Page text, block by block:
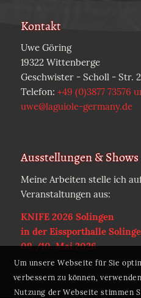
Kontakt
Uwe Göring
19322 Wittenberge
Geschwister - Scholl - Str.
Telefon: +49 (0)3877 73576
uwe@laguiole-germany.de
Ausstellungen & Shows
Meine Arbeiten stelle ich
Veranstaltungen aus:
KNIFE 2026 Solingen
in der Eissporthalle
09./10. Mai 2026
Um unsere Webseite für Sie
verbessern zu können,
Nutzung der Webseite stimmen